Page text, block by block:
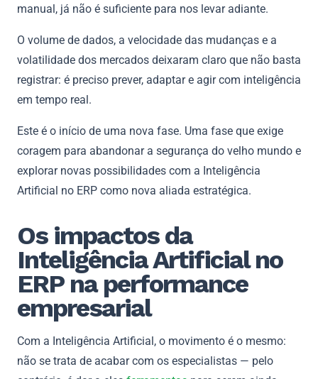
manual, já não é suficiente para nos levar adiante.
O volume de dados, a velocidade das mudanças e a
volatilidade dos mercados deixaram claro que não basta
registrar: é preciso prever, adaptar e agir com inteligência
em tempo real.
Este é o início de uma nova fase. Uma fase que exige
coragem para abandonar a segurança do velho mundo e
explorar novas possibilidades com a Inteligência
Artificial no ERP como nova aliada estratégica.
Os impactos da
Inteligência Artificial no
ERP na performance
empresarial
Com a Inteligência Artificial, o movimento é o mesmo:
não se trata de acabar com os especialistas — pelo